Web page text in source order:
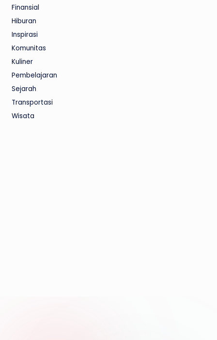
Finansial
Hiburan
Inspirasi
Komunitas
Kuliner
Pembelajaran
Sejarah
Transportasi
Wisata